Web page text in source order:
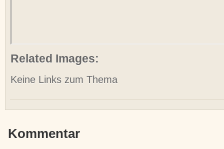
Related Images:
Keine Links zum Thema
Kommentar